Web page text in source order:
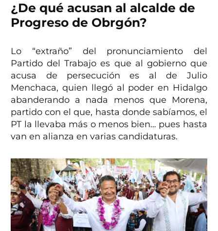
¿De qué acusan al alcalde de
Progreso de Obrgón?
Lo “extraño” del pronunciamiento del
Partido del Trabajo es que al gobierno que
acusa de persecución es al de Julio
Menchaca, quien llegó al poder en Hidalgo
abanderando a nada menos que Morena,
partido con el que, hasta donde sabíamos, el
PT la llevaba más o menos bien… pues hasta
van en alianza en varias candidaturas.